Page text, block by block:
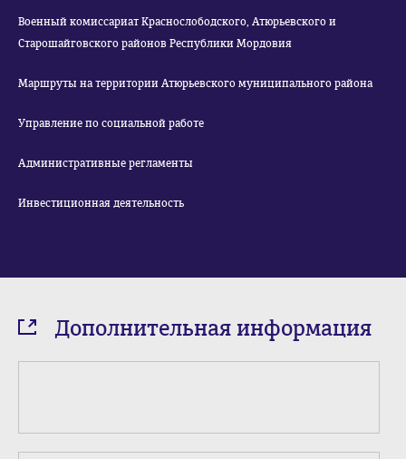
Военный комиссариат Краснослободского, Атюрьевского и
Старошайговского районов Республики Мордовия
Маршруты на территории Атюрьевского муниципального района
Управление по социальной работе
Административные регламенты
Инвестиционная деятельность
Дополнительная информация